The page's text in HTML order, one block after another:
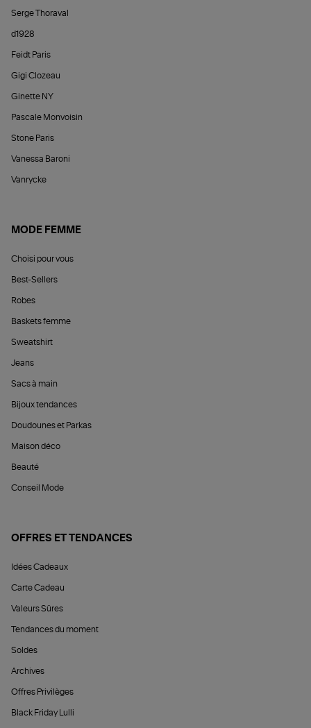
Serge Thoraval
d1928
Feidt Paris
Gigi Clozeau
Ginette NY
Pascale Monvoisin
Stone Paris
Vanessa Baroni
Vanrycke
MODE FEMME
Choisi pour vous
Best-Sellers
Robes
Baskets femme
Sweatshirt
Jeans
Sacs à main
Bijoux tendances
Doudounes et Parkas
Maison déco
Beauté
Conseil Mode
OFFRES ET TENDANCES
Idées Cadeaux
Carte Cadeau
Valeurs Sûres
Tendances du moment
Soldes
Archives
Offres Privilèges
Black Friday Lulli